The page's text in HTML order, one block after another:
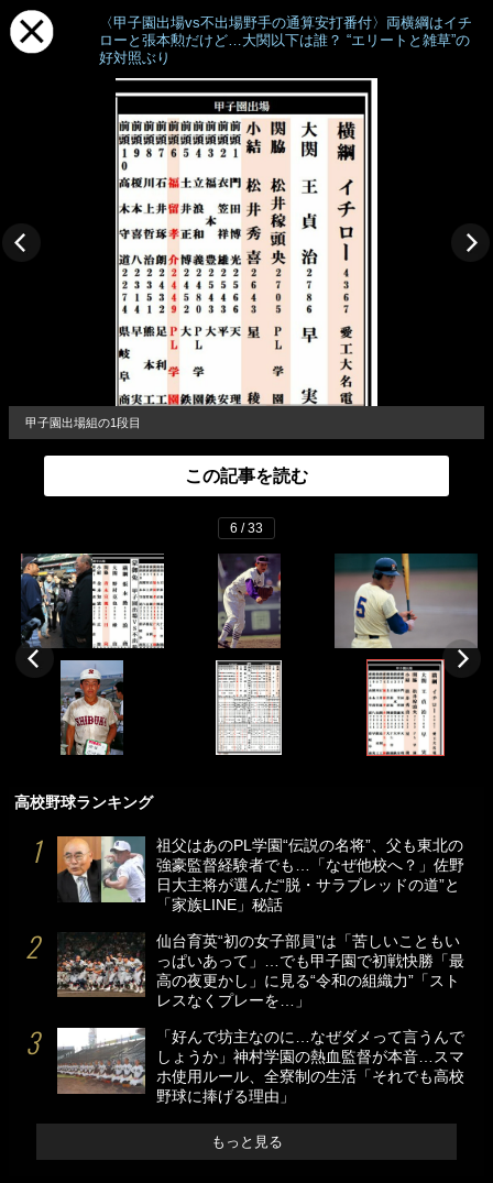
〈甲子園出場vs不出場野手の通算安打番付〉両横綱はイチ
ローと張本勲だけど…大関以下は誰？ “エリートと雑草”の
好対照ぶり
甲子園出場組の1段目
この記事を読む
6 / 33
高校野球ランキング
祖父はあのPL学園“伝説の名将”、父も東北の
強豪監督経験者でも…「なぜ他校へ？」佐野
日大主将が選んだ“脱・サラブレッドの道”と
「家族LINE」秘話
仙台育英“初の女子部員”は「苦しいこともい
っぱいあって」…でも甲子園で初戦快勝「最
高の夜更かし」に見る“令和の組織力”「スト
レスなくプレーを…」
「好んで坊主なのに…なぜダメって言うんで
しょうか」神村学園の熱血監督が本音…スマ
ホ使用ルール、全寮制の生活「それでも高校
野球に捧げる理由」
もっと見る